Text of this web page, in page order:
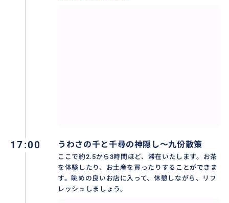
17:00 うわさの千と千尋の神隠し～九份散策
ここで約2.5から3時間ほど、滞在いたします。お茶
を体験したり、お土産を買ったりすることができま
す。眺めの良いお店に入って、休憩しながら、リフ
レッシュしましょう。